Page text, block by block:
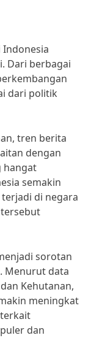
Dari berbagai
dari politik
tren berita
dengan
hangat
semakin
di negara
sorotan
Menurut data
Kehutanan,
meningkat
dan